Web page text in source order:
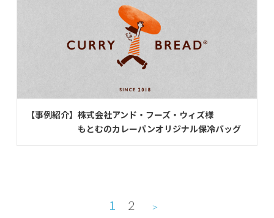
【事例紹介】株式会社アンド・フーズ・ウィズ様
もとむのカレーパンオリジナル保冷バッグ
1 2 ＞